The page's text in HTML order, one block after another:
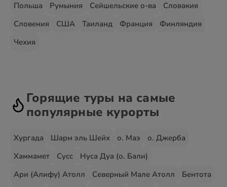
Польша
Румыния Сейшельские о-ва
Словакия
Словения
США Таиланд Франция
Финляндия
Чехия
Горящие туры на самые
популярные курорты
Хургада Шарм эль Шейх о. Маэ
о. Джерба
Хаммамет
Сусс
Нуса Дуа (о. Бали)
Ари (Алифу) Атолл
Северный Мале Атолл
Бентота